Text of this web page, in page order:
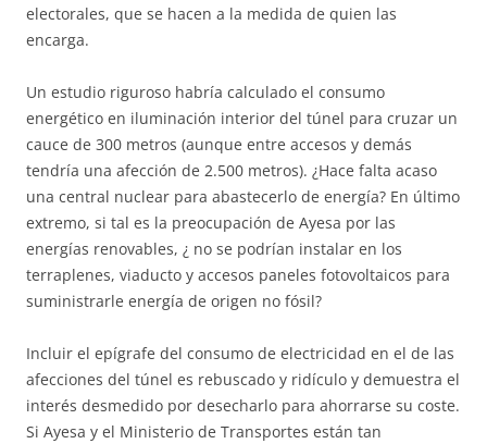
electorales, que se hacen a la medida de quien las
encarga.
Un estudio riguroso habría calculado el consumo
energético en iluminación interior del túnel para cruzar un
cauce de 300 metros (aunque entre accesos y demás
tendría una afección de 2.500 metros). ¿Hace falta acaso
una central nuclear para abastecerlo de energía? En último
extremo, si tal es la preocupación de Ayesa por las
energías renovables, ¿ no se podrían instalar en los
terraplenes, viaducto y accesos paneles fotovoltaicos para
suministrarle energía de origen no fósil?
Incluir el epígrafe del consumo de electricidad en el de las
afecciones del túnel es rebuscado y ridículo y demuestra el
interés desmedido por desecharlo para ahorrarse su coste.
Si Ayesa y el Ministerio de Transportes están tan